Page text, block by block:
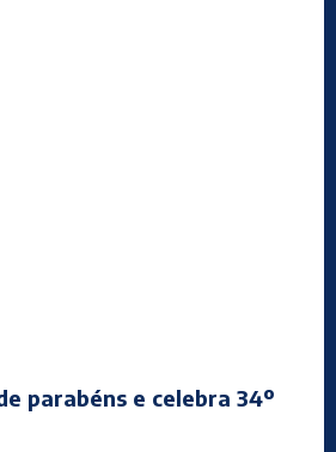
parabéns e celebra 34º